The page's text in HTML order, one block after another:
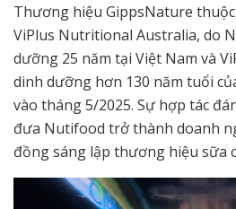
Thương hiệu GippsNature
ViPlus Nutritional Australia, do
dưỡng 25 năm tại Việt Nam và
dinh dưỡng hơn 130 năm tuổi
vào tháng 5/2025. Sự hợp tác
đưa Nutifood trở thành doanh
đồng sáng lập thương hiệu sữa